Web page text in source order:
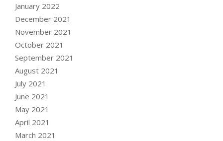
January 2022
December 2021
November 2021
October 2021
September 2021
August 2021
July 2021
June 2021
May 2021
April 2021
March 2021